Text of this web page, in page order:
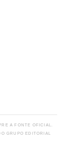
A FONTE OFICIAL.
GRUPO EDITORIAL